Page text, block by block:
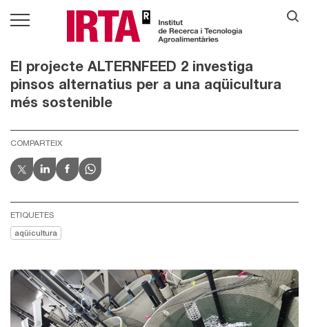
El projecte ALTERNFEED 2 investiga
pinsos alternatius per a una aqüicultura
més sostenible
COMPARTEIX
ETIQUETES
aqüicultura